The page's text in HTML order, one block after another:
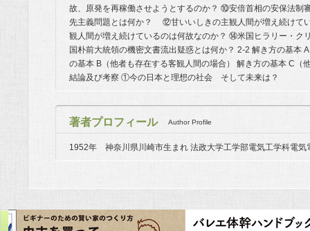
故、原発を再稼働させようとするのか？ ⑩安倍首相の安保法
先主義問題とは何か？ ⑫甘いいしきの主観人間が増え続けて
観人間が増え続けているのは何故なのか？ ⑭米国ヒラリー・
国朴前大統領の機密文書流出疑惑とは何か？ 2-2 解き方の基本
の基本 B（他者も存在する客観人間の場合） 解き方の基本 C
結論及び考察 ①今の日本と理想の社会 そして未来は？
著者プロフィール Author Profile
1952年 神奈川県川崎市生まれ 法政大学工学部電気工学科電